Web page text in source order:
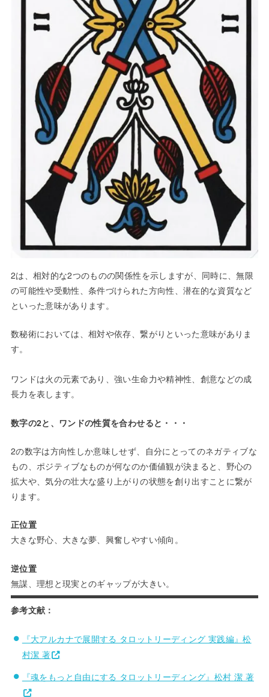
2は、相対的な2つのものの関係性を示しますが、同時に、無限
の可能性や受動性、条件づけられた方向性、潜在的な資質など
といった意味があります。
数秘術においては、相対や依存、繋がりといった意味がありま
す。
ワンドは火の元素であり、強い生命力や精神性、創意などの成
長力を表します。
数字の2と、ワンドの性質を合わせると・・・
2の数字は方向性しか意味しせず、自分にとってのネガティブな
もの、ポジティブなものが何なのか価値観が決まると、野心の
拡大や、気分の壮大な盛り上がりの状態を創り出すことに繋が
ります。
正位置
大きな野心、大きな夢、興奮しやすい傾向。
逆位置
無謀、理想と現実とのギャップが大きい。
参考文献：
『大アルカナで展開する タロットリーディング 実践編』松
村潔 著
『魂をもっと自由にする タロットリーディング』松村 潔 著